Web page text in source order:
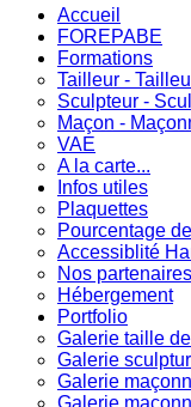
Accueil
FOREPABE
Formations
Tailleur -
Sculpteur -
Maçon -
VAE
A la carte...
Infos utiles
Plaquettes
Pourcentage
Accessiblité
Nos partenaires
Hébergement
Portfolio
Galerie taille
Galerie
Galerie
Galerie